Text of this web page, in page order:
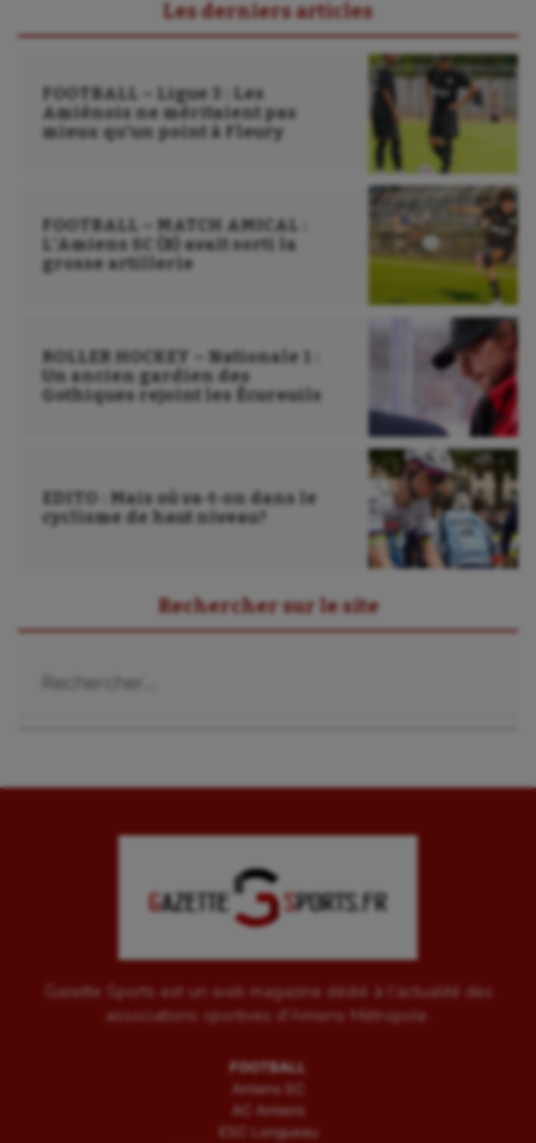
Les derniers articles
FOOTBALL – Ligue 3 : Les
Amiénois ne méritaient pas
mieux qu’un point à Fleury
FOOTBALL – MATCH AMICAL :
L’Amiens SC (B) avait sorti la
grosse artillerie
ROLLER HOCKEY – Nationale 1 :
Un ancien gardien des
Gothiques rejoint les Écureuils
EDITO : Mais où va-t-on dans le
cyclisme de haut niveau?
Rechercher sur le site
Gazette Sports est un web magazine dédié à l'actualité des
associations sportives d'Amiens Métropole.
FOOTBALL
Amiens SC
AC Amiens
ESC Longueau